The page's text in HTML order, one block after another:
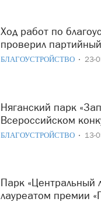
Ход работ по благоустройству парка Западный в Нягани
проверил
БЛАГОУСТРОЙСТВО 23-
Няганский парк «Западный» примет участие во
Всероссийском
БЛАГОУСТРОЙСТВО 13-
Парк «Центральный лес культуры и отдыха» Нягани стал
лауреатом премии